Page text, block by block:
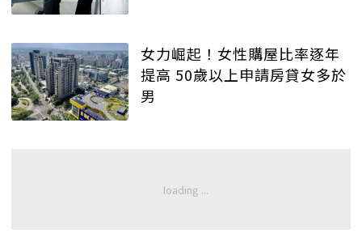
女力崛起！女性購屋比率逐年
提高 50歲以上申請房貸女多於
男